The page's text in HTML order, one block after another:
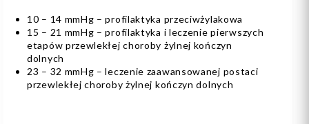
10 – 14 mmHg – profilaktyka przeciwżylakowa
15 – 21 mmHg – profilaktyka i leczenie pierwszych
etapów przewlekłej choroby żylnej kończyn
dolnych
23 – 32 mmHg – leczenie zaawansowanej postaci
przewlekłej choroby żylnej kończyn dolnych